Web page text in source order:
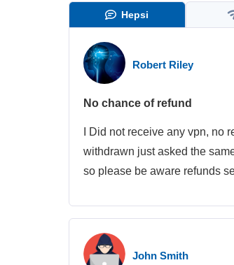
Hepsi
Robert Riley
No chance of refund
I Did not receive any vpn,
withdrawn just asked the
so please be aware refunds
John Smith